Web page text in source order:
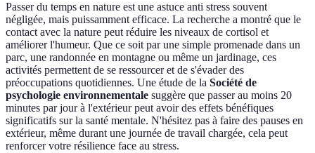
Passer du temps en nature est une astuce anti stress souvent
négligée, mais puissamment efficace. La recherche a montré que le
contact avec la nature peut réduire les niveaux de cortisol et
améliorer l'humeur. Que ce soit par une simple promenade dans un
parc, une randonnée en montagne ou même un jardinage, ces
activités permettent de se ressourcer et de s'évader des
préoccupations quotidiennes. Une étude de la Société de
psychologie environnementale suggère que passer au moins 20
minutes par jour à l'extérieur peut avoir des effets bénéfiques
significatifs sur la santé mentale. N'hésitez pas à faire des pauses en
extérieur, même durant une journée de travail chargée, cela peut
renforcer votre résilience face au stress.